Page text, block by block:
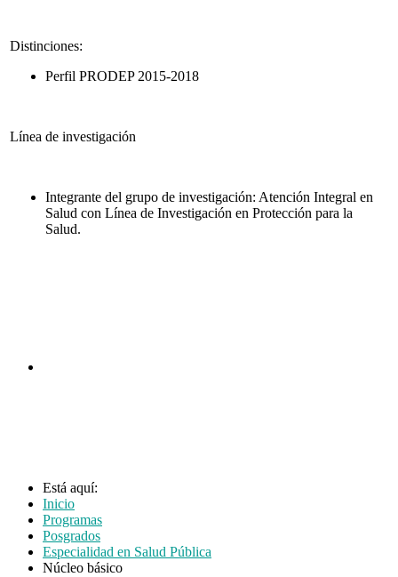
Distinciones:
Perfil PRODEP 2015-2018
Línea de investigación
Integrante del grupo de investigación: Atención Integral en
Salud con Línea de Investigación en Protección para la
Salud.
Está aquí:
Inicio
Programas
Posgrados
Especialidad en Salud Pública
Núcleo básico